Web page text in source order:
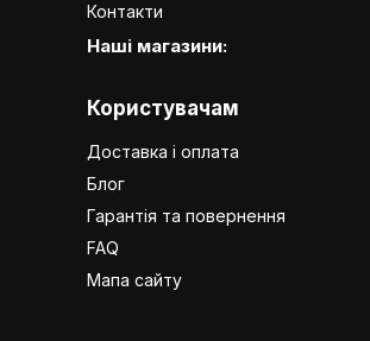
Контакти
Наші магазини:
Користувачам
Доставка і оплата
Блог
Гарантія та повернення
FAQ
Мапа сайту